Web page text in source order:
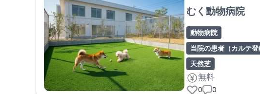
むく動物病院
福岡県那珂川市
動物病院
天然芝
無料
0 0